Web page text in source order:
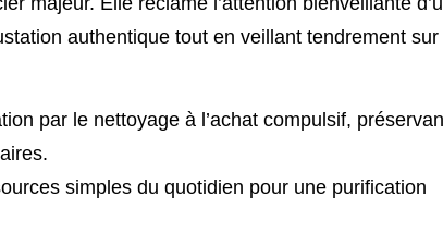
authentique tout en veillant tendrement sur
par le nettoyage à l’achat compulsif,
simples du quotidien pour une purification